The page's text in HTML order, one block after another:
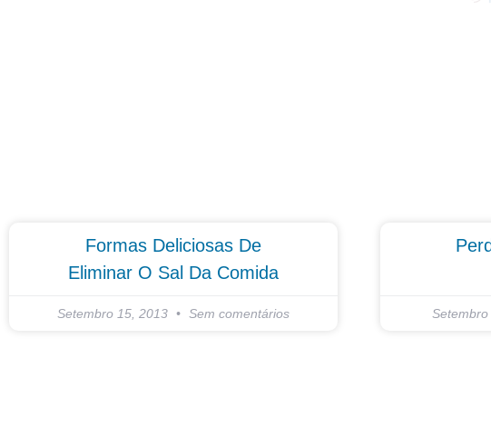
Formas Deliciosas De
Eliminar O Sal Da Comida
Setembro 15, 2013 Sem comentários